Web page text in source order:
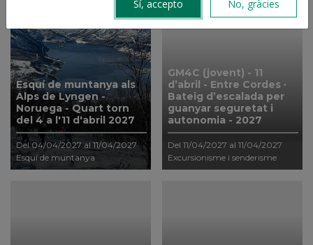
Esquí de muntanya als
Alps de Lyngen -
Noruega - Quart torn
del 4 a l'11 d'abril 2027
Del 04/04/2027 al 11/04/2027
Esquí de muntanya
GM4C (jovent) - 11
d’abril - Entre Cordes ·
Bateig d’escalada per
guanyar seguretat i
autonomia - 2027
Del 11/04/2027 al 11/04/2027
Excursionisme i senderisme
Sí, accepto No, gràcies